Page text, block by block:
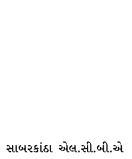
સાબરકાંઠા એલ.સી.બી.એ